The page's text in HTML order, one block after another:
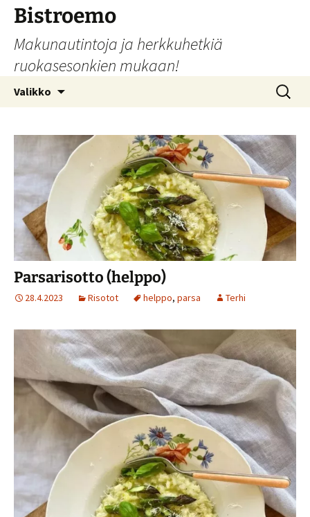
Siirry
sisältöön
Bistroemo
Makunautintoja ja herkkuhetkiä
ruokasesonkien mukaan!
Valikko Haku:
Parsarisotto (helppo)
28.4.2023 Risotot helppo, parsa Terhi